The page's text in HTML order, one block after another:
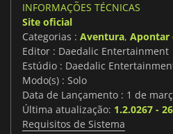
INFORMAÇÕES TÉCNICAS
Site oficial
Categorias : Aventura, Apontar
Editor : Daedalic Entertainment
Estúdio : Daedalic
Modo(s) : Solo
Data de Lançamento : 1 de
Última atualização: 1.2.0267 -
Requisitos de Sistema